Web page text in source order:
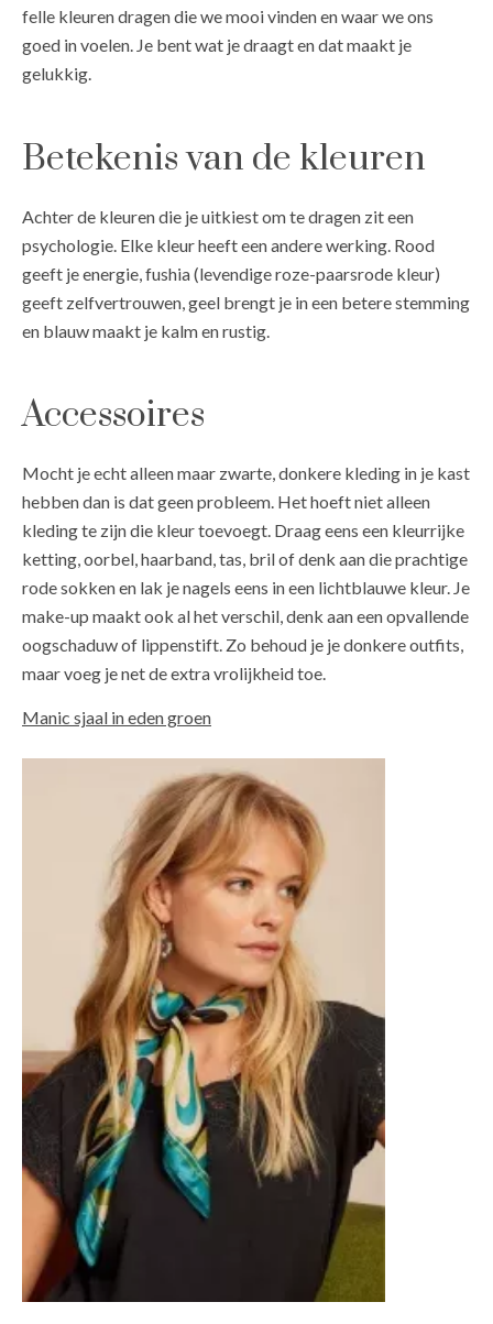
felle kleuren dragen die we mooi vinden en waar we ons
goed in voelen. Je bent wat je draagt en dat maakt je
gelukkig.
Betekenis van de kleuren
Achter de kleuren die je uitkiest om te dragen zit een
psychologie. Elke kleur heeft een andere werking. Rood
geeft je energie, fushia (levendige roze-paarsrode kleur)
geeft zelfvertrouwen, geel brengt je in een betere stemming
en blauw maakt je kalm en rustig.
Accessoires
Mocht je echt alleen maar zwarte, donkere kleding in je kast
hebben dan is dat geen probleem. Het hoeft niet alleen
kleding te zijn die kleur toevoegt. Draag eens een kleurrijke
ketting, oorbel, haarband, tas, bril of denk aan die prachtige
rode sokken en lak je nagels eens in een lichtblauwe kleur. Je
make-up maakt ook al het verschil, denk aan een opvallende
oogschaduw of lippenstift. Zo behoud je je donkere outfits,
maar voeg je net de extra vrolijkheid toe.
Manic sjaal in eden groen